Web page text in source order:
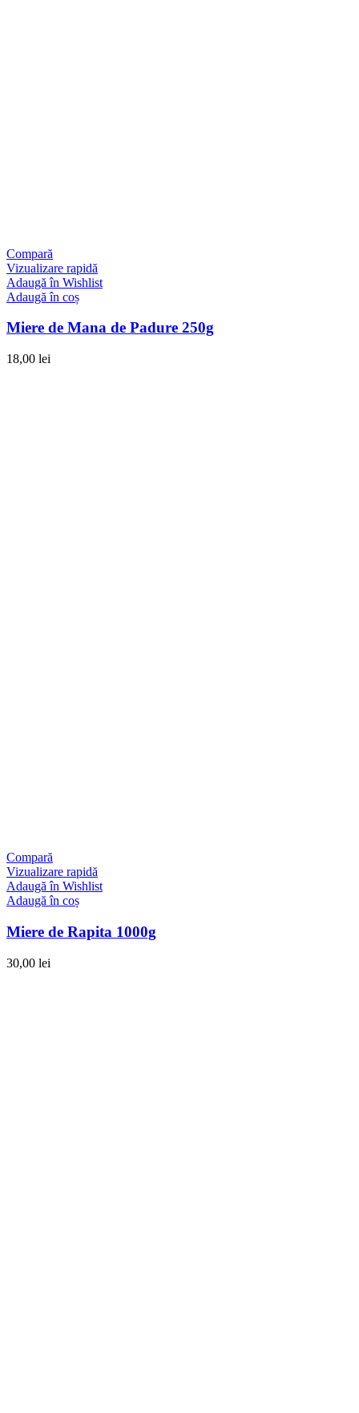
Compară
Vizualizare rapidă
Adaugă în Wishlist
Adaugă în coș
Miere de Mana de Padure 250g
18,00 lei
Compară
Vizualizare rapidă
Adaugă în Wishlist
Adaugă în coș
Miere de Rapita 1000g
30,00 lei